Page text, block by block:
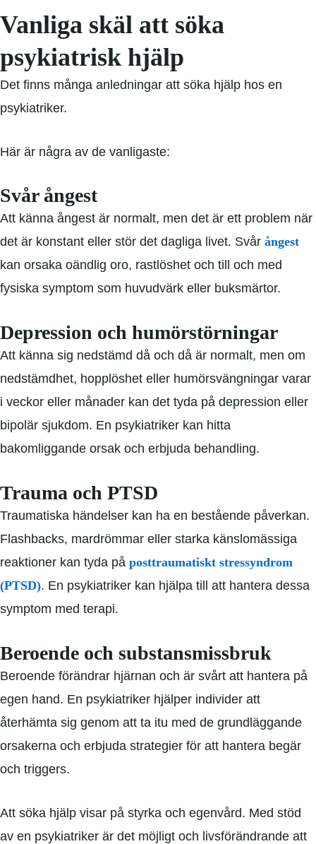
Vanliga skäl att söka
psykiatrisk hjälp
Det finns många anledningar att söka hjälp hos en
psykiatriker.
Här är några av de vanligaste:
Svår ångest
Att känna ångest är normalt, men det är ett problem när
det är konstant eller stör det dagliga livet. Svår ångest
kan orsaka oändlig oro, rastlöshet och till och med
fysiska symptom som huvudvärk eller buksmärtor.
Depression och humörstörningar
Att känna sig nedstämd då och då är normalt, men om
nedstämdhet, hopplöshet eller humörsvängningar varar
i veckor eller månader kan det tyda på depression eller
bipolär sjukdom. En psykiatriker kan hitta
bakomliggande orsak och erbjuda behandling.
Trauma och PTSD
Traumatiska händelser kan ha en bestående påverkan.
Flashbacks, mardrömmar eller starka känslomässiga
reaktioner kan tyda på posttraumatiskt stressyndrom
(PTSD). En psykiatriker kan hjälpa till att hantera dessa
symptom med terapi.
Beroende och substansmissbruk
Beroende förändrar hjärnan och är svårt att hantera på
egen hand. En psykiatriker hjälper individer att
återhämta sig genom att ta itu med de grundläggande
orsakerna och erbjuda strategier för att hantera begär
och triggers.
Att söka hjälp visar på styrka och egenvård. Med stöd
av en psykiatriker är det möjligt och livsförändrande att